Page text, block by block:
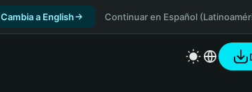
Cambia a English Continuar en Español